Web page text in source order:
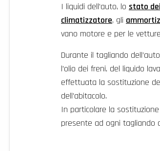
I liquidi dell’auto, lo stato
climatizzatore, gli
vano motore e per le
Durante il tagliando
l’olio dei freni, del liquido
effettuata la sostituzione
dell’abitacolo.
In particolare la sostituzione
presente ad ogni tagliando